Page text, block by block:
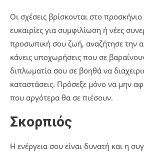
Οι σχέσεις βρίσκονται στο
ευκαιρίες για συμφιλίωση ή νέες
προσωπική σου ζωή, αναζήτησε την
κάνεις υποχωρήσεις που σε
διπλωματία σου σε βοηθά να
καταστάσεις. Πρόσεξε μόνο να μην
που αργότερα θα σε πιέσουν.
Σκορπιός
Η ενέργεια σου είναι δυνατή και η